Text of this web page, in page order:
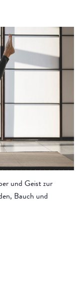
und Geist zur
Bauch und